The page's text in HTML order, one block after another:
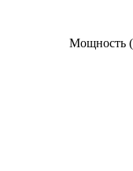
Мощность